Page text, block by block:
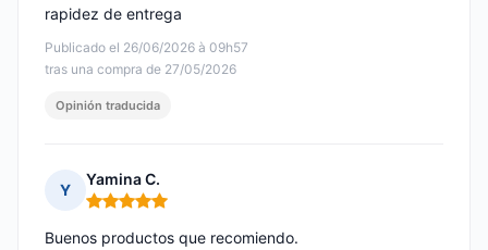
Publicado el 26/06/2026 à 09h57
tras una compra de 27/05/2026
rapidez de entrega
Opinión traducida
Y
Yamina C.
Nota: 5 de 5
Buenos productos que recomiendo.